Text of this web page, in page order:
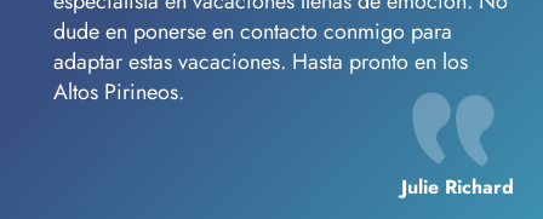
dude en ponerse en contacto conmigo para
adaptar estas vacaciones. Hasta pronto en los
Altos Pirineos.
Julie Richard